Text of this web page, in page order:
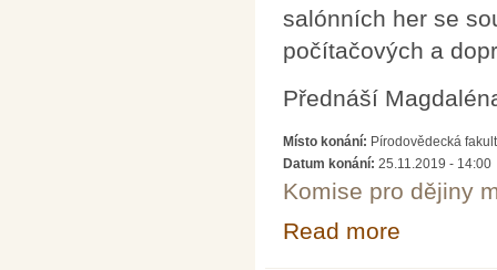
salónních her se
počítačových a
Přednáší
Místo konání: Pírodovědecká
Datum konání: 25.11.2019 - 14:00
Komise pro dějiny
Read more